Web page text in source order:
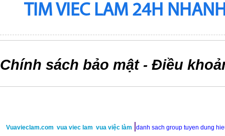
TIM VIEC LAM 24H
Chính sách bảo mật - Điều
Vuavieclam.com vua viec lam vua việc làm |danh sach group tuyen dung